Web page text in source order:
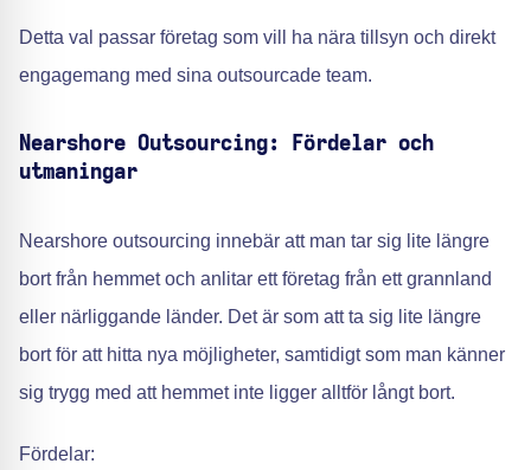
Detta val passar företag som vill ha nära tillsyn och direkt
engagemang med sina outsourcade team.
Nearshore Outsourcing: Fördelar och
utmaningar
Nearshore outsourcing innebär att man tar sig lite längre
bort från hemmet och anlitar ett företag från ett grannland
eller närliggande länder. Det är som att ta sig lite längre
bort för att hitta nya möjligheter, samtidigt som man känner
sig trygg med att hemmet inte ligger alltför långt bort.
Fördelar: